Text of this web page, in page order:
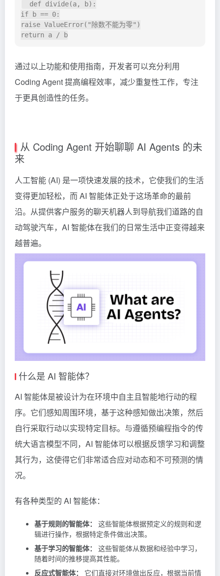
if b == 0:
raise ValueError("除数不能为零")
通过以上功能和使用指南，开发者可以充分利用
Coding Agent 提高编程效率，减少重复性工作，专注
于更具创造性的任务。
从 Coding Agent 开始聊聊 AI Agents 的未
来
人工智能 (AI) 是一项快速发展的技术，它使我们的生活
变得更加轻松，而 AI 智能体正处于这场革命的最前
沿。从提供客户服务的聊天机器人到导航我们道路的自
动驾驶汽车，AI 智能体在我们的日常生活中正变得越来
越普遍。
什么是 AI 智能体？
AI 智能体是被设计为在环境中自主且智能地行动的程
序。它们感知周围环境，基于这种感知做出决策，然后
自行采取行动以实现特定目标。与遵循预编程指令的传
统大语言模型不同，AI 智能体可以根据反馈学习和调整
其行为，这使得它们非常适合应对动态和不可预测的情
况。
有各种类型的 AI 智能体：
基于规则的智能体：
这些智能体根据预定义的规则和逻
辑进行操作，根据特定条件做出决策。
基于学习的智能体：
这些智能体从数据和经验中学习，
随着时间的推移提高其性能。
反应式智能体：
它们直接对环境做出反应，根据当前情